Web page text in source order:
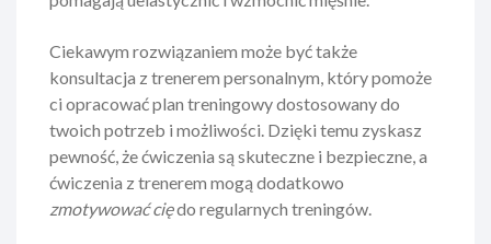
Ciekawym rozwiązaniem może być także
konsultacja z trenerem personalnym, który pomoże
ci opracować plan treningowy dostosowany do
twoich potrzeb i możliwości. Dzięki temu zyskasz
pewność, że ćwiczenia są skuteczne i bezpieczne, a
ćwiczenia z trenerem mogą dodatkowo
zmotywować ciędo regularnych treningów.